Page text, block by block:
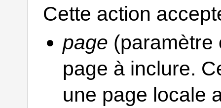
Cette action
page (paramètre
page à inclure.
une page locale